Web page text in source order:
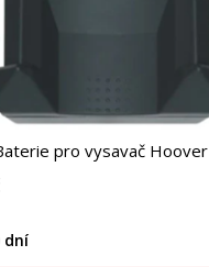
pro vysavač Hoover
dní